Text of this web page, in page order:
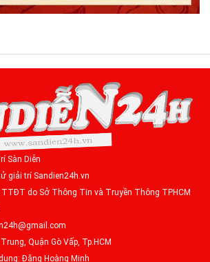
Sàn Diễn
giải trí Sandien24h.vn
TTĐT do Sở Thông Tin và Truyền Thông TPHCM
Quận Gò Vấp, Tp.HCM
Đặng Hoàng Minh